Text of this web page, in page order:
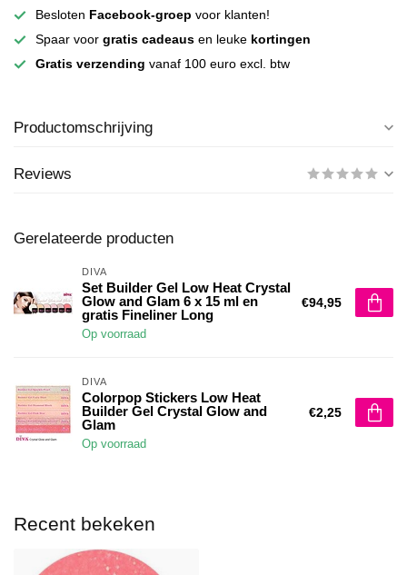
Besloten Facebook-groep voor klanten!
Spaar voor gratis cadeaus en leuke kortingen
Gratis verzending vanaf 100 euro excl. btw
Productomschrijving
Reviews
Gerelateerde producten
DIVA
Set Builder Gel Low Heat Crystal
Glow and Glam 6 x 15 ml en
gratis Fineliner Long
Op voorraad
€94,95
DIVA
Colorpop Stickers Low Heat
Builder Gel Crystal Glow and
Glam
Op voorraad
€2,25
Recent bekeken